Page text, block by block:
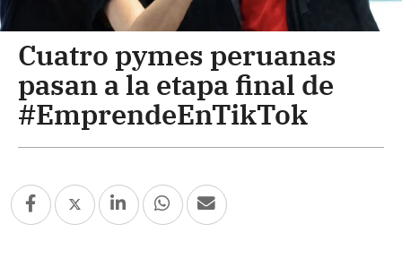
Cuatro pymes peruanas
pasan a la etapa final de
#EmprendeEnTikTok